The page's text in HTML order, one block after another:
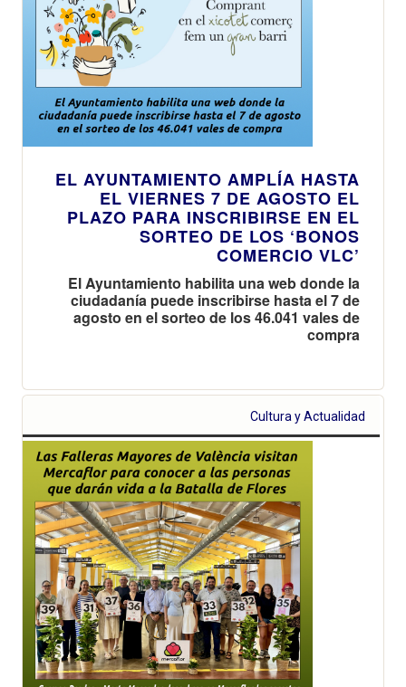
EL AYUNTAMIENTO AMPLÍA HASTA
EL VIERNES 7 DE AGOSTO EL
PLAZO PARA INSCRIBIRSE EN EL
SORTEO DE LOS ‘BONOS
COMERCIO VLC’
El Ayuntamiento habilita una web donde la
ciudadanía puede inscribirse hasta el 7 de
agosto en el sorteo de los 46.041 vales de
compra
Cultura y Actualidad